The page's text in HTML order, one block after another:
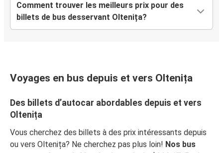
Comment trouver les meilleurs prix pour des
billets de bus desservant Oltenița?
Voyages en bus depuis et vers Oltenița
Des billets d’autocar abordables depuis et vers
Oltenița
Vous cherchez des billets à des prix intéressants depuis
ou vers Oltenița? Ne cherchez pas plus loin! Nos bus